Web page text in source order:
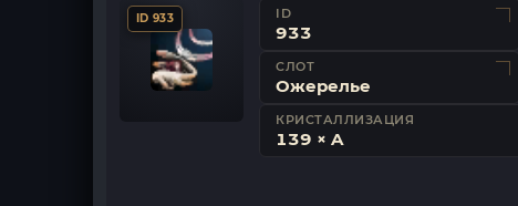
ID 933 ID
933
СЛОТ
Ожерелье
КРИСТАЛЛИЗАЦИЯ
139 × A